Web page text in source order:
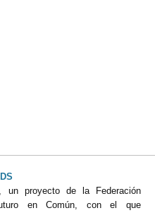
un proyecto de la Federación
en Común, con el que